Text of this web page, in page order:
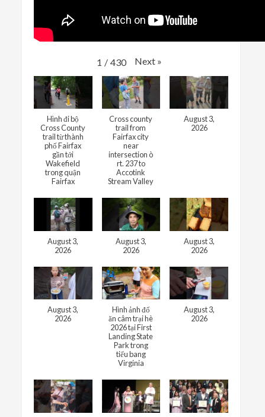
1 / 430 Next »
Hình đi bộ
Cross County
trail từ thành
phố Fairfax
gần tới
Wakefield
trong quận
Fairfax
Cross county
trail from
Fairfax city
near
intersection ò
rt. 237 to
Accotink
Stream Valley
August 3,
2026
August 3,
2026
August 3,
2026
August 3,
2026
August 3,
2026
Hình ảnh đổ
ăn câm trại hè
2026 tại First
Landing State
Park trong
tiểu bang
Virginia
August 3,
2026